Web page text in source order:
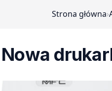
Strona główna›
Nowa